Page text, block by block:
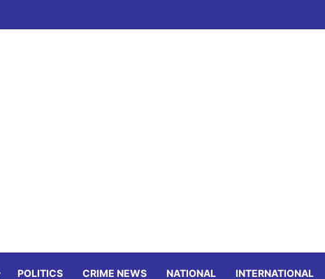
POLITICS CRIME NEWS NATIONAL INTERNATIONAL